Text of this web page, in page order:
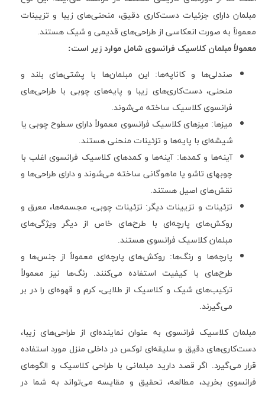
مبلمان دارای جزئیات دست‌کاری دقیق، منحنی‌های زیبا و تزیینات
معمولاً به صورت انعکاسی از طراحی‌های قدیمی و شیک هستند.
معمولاً مبلمان کلاسیک فرانسوی شامل موارد زیر است:
صندلی‌ها و کاناپه‌ها: این مبلمان‌ها با پشتی‌های بلند و
منحنی، دست‌کاری‌های زیبا و پایه‌های چوبی با طراحی‌های
فرانسوی کلاسیک ساخته می‌شوند.
میزها: میزهای کلاسیک فرانسوی معمولاً دارای سطوح چوبی یا
شیشه‌ای با پایه‌ها و تزئینات منحنی هستند.
آینه‌ها و کمدها: آینه‌ها و کمدهای کلاسیک فرانسوی اغلب با
چوبهای تاشو یا ماهوگانی ساخته می‌شوند و دارای طراحی‌ها و
نقش‌های اصیل هستند.
تزئینات و تزیینات دیگر: تزئینات چوبی، مجسمه‌ها، معرق و
روکش‌های پارچه‌ای با طرح‌های خاص از دیگر ویژگی‌های
مبلمان کلاسیک فرانسوی هستند.
پارچه‌ها و رنگ‌ها: روکش‌های پارچه‌ای معمولاً از جنس‌ها و
طرح‌های با کیفیت استفاده می‌کنند. رنگ‌ها نیز معمولاً
ترکیب‌های شیک و کلاسیک از طلایی، کرم و قهوه‌ای را در بر
می‌گیرند.
مبلمان کلاسیک فرانسوی به عنوان نماینده‌ای از طراحی‌های زیبا،
دست‌کاری‌های دقیق و سلیقه‌ای لوکس در داخلی منزل مورد استفاده
قرار می‌گیرد. اگر قصد دارید مبلمانی با طراحی کلاسیک و الگوهای
فرانسوی بخرید، مطالعه، تحقیق و مقایسه می‌تواند به شما در